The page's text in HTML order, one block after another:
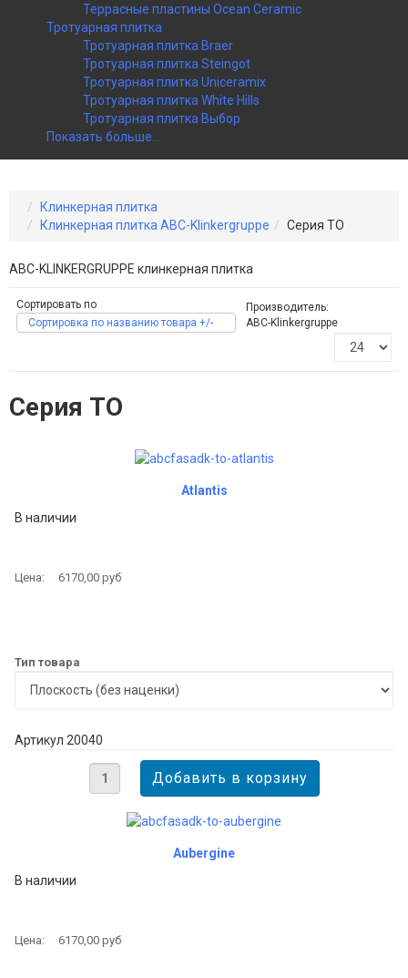
Террасные пластины Ocean Ceramic
Тротуарная плитка
Тротуарная плитка Braer
Тротуарная плитка Steingot
Тротуарная плитка Uniceramix
Тротуарная плитка White Hills
Тротуарная плитка Выбор
Показать больше...
Клинкерная плитка
Клинкерная плитка ABC-Klinkergruppe
Серия TO
ABC-KLINKERGRUPPE клинкерная плитка
Сортировать по
Сортировка по названию товара +/-
Производитель:
ABC-Klinkergruppe
Серия TO
Atlantis
В наличии
Цена: 6170,00 руб
Тип товара
Артикул 20040
Aubergine
В наличии
Цена: 6170,00 руб